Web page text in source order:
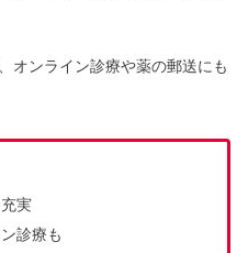
、オンライン診療や薬の郵送にも
実
診療も